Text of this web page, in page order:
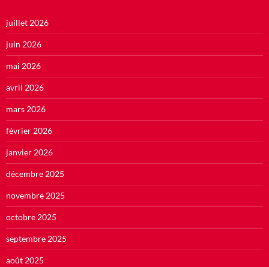
juillet 2026
juin 2026
mai 2026
avril 2026
mars 2026
février 2026
janvier 2026
décembre 2025
novembre 2025
octobre 2025
septembre 2025
août 2025